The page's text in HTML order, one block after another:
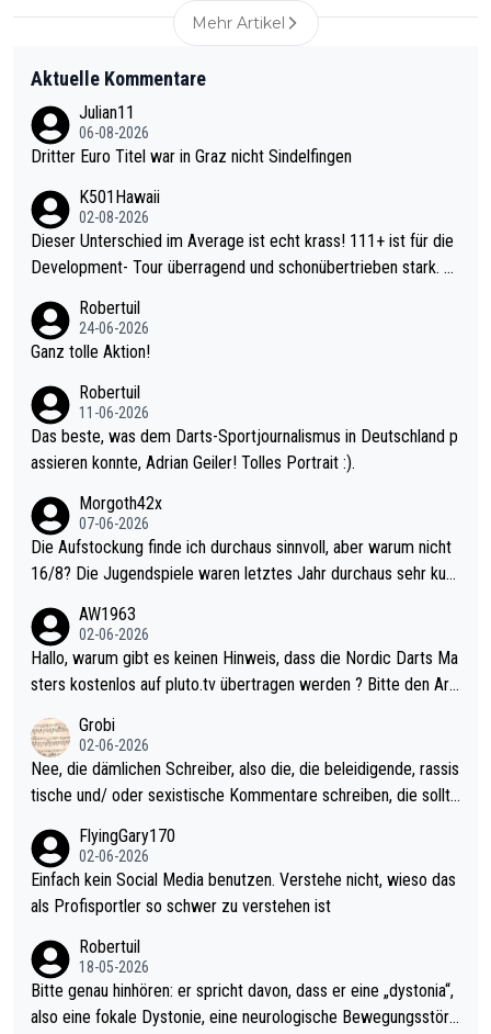
Mehr Artikel
Aktuelle Kommentare
Julian11
06-08-2026
Dritter Euro Titel war in Graz nicht Sindelfingen
K501Hawaii
02-08-2026
Dieser Unterschied im Average ist echt krass! 111+ ist für die
Development- Tour überragend und schonübertrieben stark. U
mal 40+ erst recht. Da gewinnst keinen Blumentopf - ist ja noc
h krasser wie ein Pokalspiel eines Kreisligisten vs einem Bund
Robertuil
24-06-2026
Ganz tolle Aktion!
Robertuil
11-06-2026
Das beste, was dem Darts-Sportjournalismus in Deutschland p
assieren konnte, Adrian Geiler! Tolles Portrait :).
Morgoth42x
07-06-2026
Die Aufstockung finde ich durchaus sinnvoll, aber warum nicht
16/8? Die Jugendspiele waren letztes Jahr durchaus sehr kurz
Allerdings ist Mitchell Lawrie als Nummer 1 der Welt eh qualifi
ziert. Somit ändert die automatische Qualifikation des Weltmei
sters erstmal nichts. Ich denke sie wollen damit für nächstes J
ohl wenig WDF Turniere spielen. Dies war bei Archie Self letzt
es Jahr der Fall. Er musste als amtierender Weltmeister durch
den Qualifier und ich glaube kaum, dass Mitchel sich das (in Ve
el hat.
AW1963
02-06-2026
Hallo, warum gibt es keinen Hinweis, dass die Nordic Darts Ma
sters kostenlos auf pluto.tv übertragen werden ? Bitte den Arti
Grobi
02-06-2026
Nee, die dämlichen Schreiber, also die, die beleidigende, rassis
tische und/ oder sexistische Kommentare schreiben, die sollte
s Leben in den Griff kriegen. Nur eins wundert mich: Luke Little
r war doch neulich erst derjenige, der über Social Media GvV p
rovoziert hat. Und Littlers Mutter schießt öfters mal gegen Ric
FlyingGary170
02-06-2026
Einfach kein Social Media benutzen. Verstehe nicht, wieso das
als Profisportler so schwer zu verstehen ist
Robertuil
18-05-2026
Bitte genau hinhören: er spricht davon, dass er eine „dystonia“,
also eine fokale Dystonie, eine neurologische Bewegungsstöru